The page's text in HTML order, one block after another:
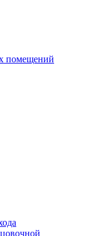
помещений